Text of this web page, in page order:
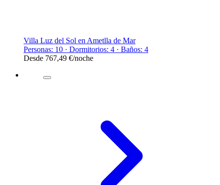
Villa Luz del Sol en Ametlla de Mar
Personas: 10 · Dormitorios: 4 · Baños: 4
Desde 767,49 €/noche